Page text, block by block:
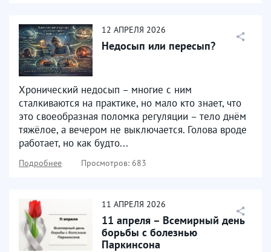
12 АПРЕЛЯ 2026
Недосып или пересып?
Хронический недосып – многие с ним
сталкиваются на практике, но мало кто знает, что
это своеобразная поломка регуляции – тело днём
тяжёлое, а вечером не выключается. Голова вроде
работает, но как будто...
Подробнее Просмотров: 683
11 АПРЕЛЯ 2026
11 апреля – Всемирный день
борьбы с болезнью
Паркинсона